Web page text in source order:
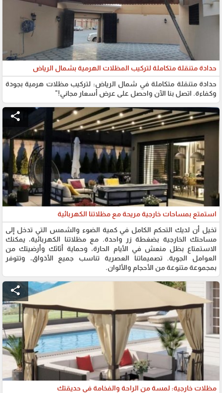
حدادة متنقلة متكاملة لتركيب المظلات الهرمية بشمال الرياض
حدادة متنقلة متكاملة في شمال الرياض: لتركيب مظلات هرمية بجودة
وكفاءة. اتصل بنا الآن واحصل على عرض أسعار مجاني!"
share
استمتع بمساحات خارجية مريحة مع مظلاتنا الكهربائية
تخيل أن لديك التحكم الكامل في كمية الضوء والشمس التي تدخل إلى
مساحتك الخارجية بضغطة زر واحدة. مع مظلاتنا الكهربائية، يمكنك
الاستمتاع بظل منعش في الأيام الحارة، وحماية أثاثك وأرضيتك من
العوامل الجوية. تصميماتنا العصرية تناسب جميع الأذواق، وتتوفر
بمجموعة متنوعة من الأحجام والألوان.
share
مظلات خارجية: لمسة من الراحة والفخامة في حديقتك